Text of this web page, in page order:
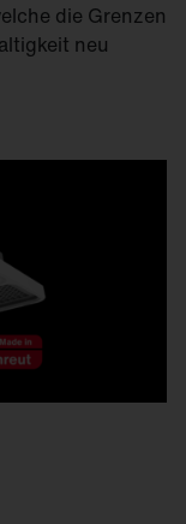
die Grenzen
neu